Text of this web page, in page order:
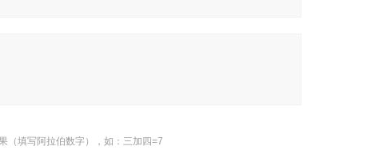
（填写阿拉伯数字），如：三加四=7